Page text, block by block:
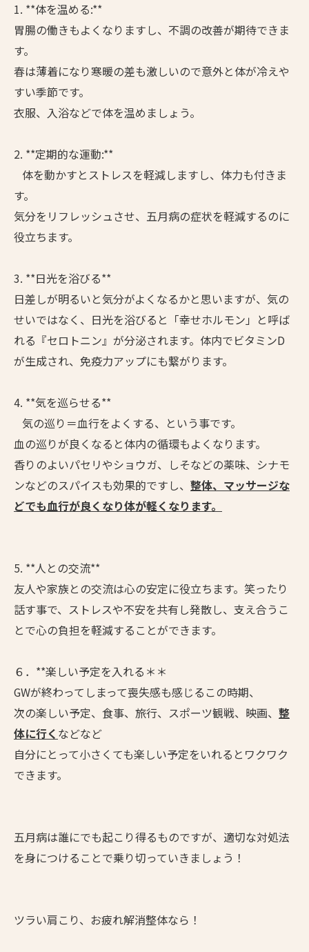
1. **体を温める:**
胃腸の働きもよくなりますし、不調の改善が期待できま
す。
春は薄着になり寒暖の差も激しいので意外と体が冷えや
すい季節です。
衣服、入浴などで体を温めましょう。
2. **定期的な運動:**
体を動かすとストレスを軽減しますし、体力も付きま
す。
気分をリフレッシュさせ、五月病の症状を軽減するのに
役立ちます。
3. **日光を浴びる**
日差しが明るいと気分がよくなるかと思いますが、気の
せいではなく、日光を浴びると「幸せホルモン」と呼ば
れる『セロトニン』が分泌されます。体内でビタミンD
が生成され、免疫力アップにも繋がります。
4. **気を巡らせる**
気の巡り＝血行をよくする、という事です。
血の巡りが良くなると体内の循環もよくなります。
香りのよいパセリやショウガ、しそなどの薬味、シナモ
ンなどのスパイスも効果的ですし、 整体、マッサージな
どでも血行が良くなり体が軽くなります。
5. **人との交流**
友人や家族との交流は心の安定に役立ちます。笑ったり
話す事で、ストレスや不安を共有し発散し、支え合うこ
とで心の負担を軽減することができます。
６．**楽しい予定を入れる＊＊
GWが終わってしまって喪失感も感じるこの時期、
次の楽しい予定、食事、旅行、スポーツ観戦、映画、 整
体に行く などなど
自分にとって小さくても楽しい予定をいれるとワクワク
できます。
五月病は誰にでも起こり得るものですが、適切な対処法
を身につけることで乗り切っていきましょう！
ツラい肩こり、お疲れ解消整体なら！